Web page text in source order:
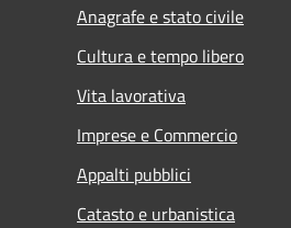
Anagrafe e stato civile
Cultura e tempo libero
Vita lavorativa
Imprese e Commercio
Appalti pubblici
Catasto e urbanistica